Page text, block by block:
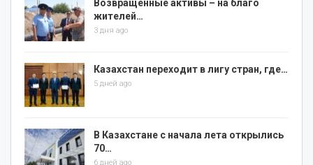
Возвращённые активы – на благо
жителей…
3 дня ago
Казахстан переходит в лигу стран, где…
5 дней ago
В Казахстане с начала лета открылись
70…
6 дней ago